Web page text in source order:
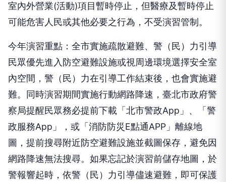
室內外營業(活動)項目暫時停止，但醫療及暫時停止
可能危害人民或其他必要之行為，不受演習管制。
今年演習重點：全市實施疏散避難、警（民）力引導
民眾優先進入防空避難設施或視周邊環境選擇安全室
內空間，警（民）力在引導工作結束後，也會實施避
難。同時演習期間實施行動網路降速，臺北市政府警
察局提醒民眾務必提前下載「北市警政App」、「警
政服務App」，或「消防防災E點通APP」離線地
圖，提前搜尋附近防空避難設施並截圖保存，避免因
網路降速無法搜尋。如果忘記於演習前儲存地圖，於
警報響起時，依警（民）力引導儘速避難，即可保護